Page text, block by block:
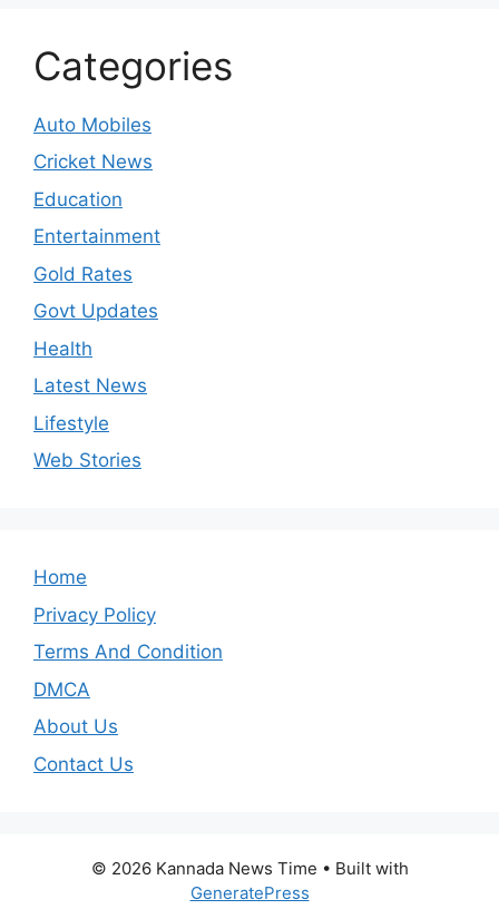
Categories
Auto Mobiles
Cricket News
Education
Entertainment
Gold Rates
Govt Updates
Health
Latest News
Lifestyle
Web Stories
Home
Privacy Policy
Terms And Condition
DMCA
About Us
Contact Us
© 2026 Kannada News Time • Built with
GeneratePress